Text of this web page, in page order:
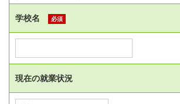
学校名 必須
現在の就業状況